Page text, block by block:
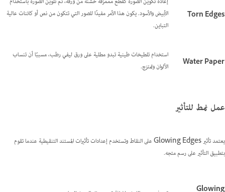
Torn Edges
الأبيض والأسود. يكون هذا الأمر مفيدًا للصور التي تتكون من نص أو كائنات عالية
التباين.
Water Paper
استخدام تلطيخات طينية تبدو مطلية على ورق ليفي رطب، مسببًا أن تنساب
الألوان وتمتزج.
عمل نمط للتأثير
يعتمد تأثير Glowing Edges على النقاط وتستخدم إعدادات تأثيرات المستند التنقيطية عندما تقوم
بتطبيق التأثير على رسم متجه.
Glowing